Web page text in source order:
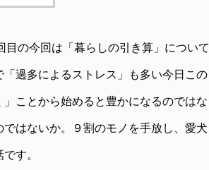
目の今回は「暮らしの引き算」について
過多によるストレス」も多い今日この
ことから始めると豊かになるのではな
はないか。９割のモノを手放し、愛犬
す。